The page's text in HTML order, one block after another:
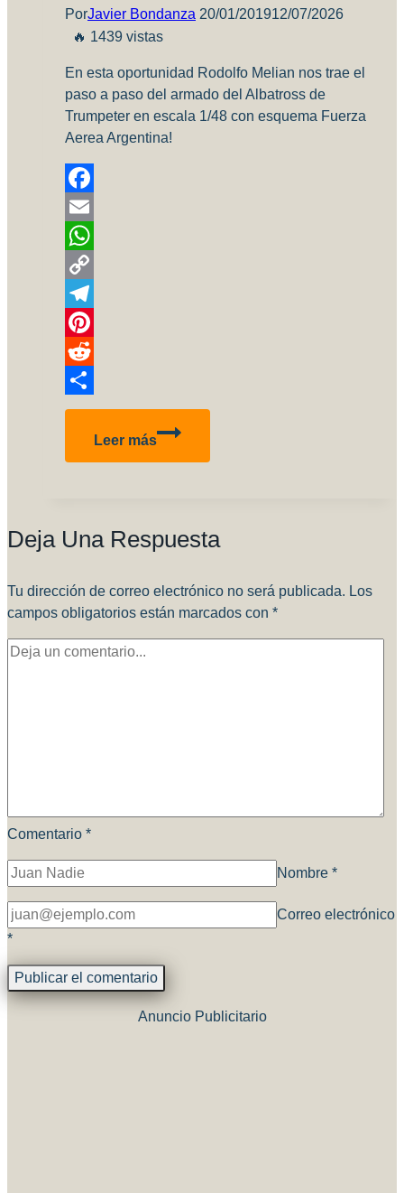
PorJavier Bondanza 20/01/201912/07/2026
🔥 1439 vistas
En esta oportunidad Rodolfo Melian nos trae el
paso a paso del armado del Albatross de
Trumpeter en escala 1/48 con esquema Fuerza
Aerea Argentina!
Facebook
Email
WhatsApp
Copy
Link
Telegram
Pinterest
Reddit
Compartir
Leer más
Ya
FFAA
Rodolfo
Melian
Deja Una Respuesta
Tu dirección de correo electrónico no será publicada. Los
campos obligatorios están marcados con *
Comentario *
Nombre *
Correo electrónico
*
Anuncio Publicitario